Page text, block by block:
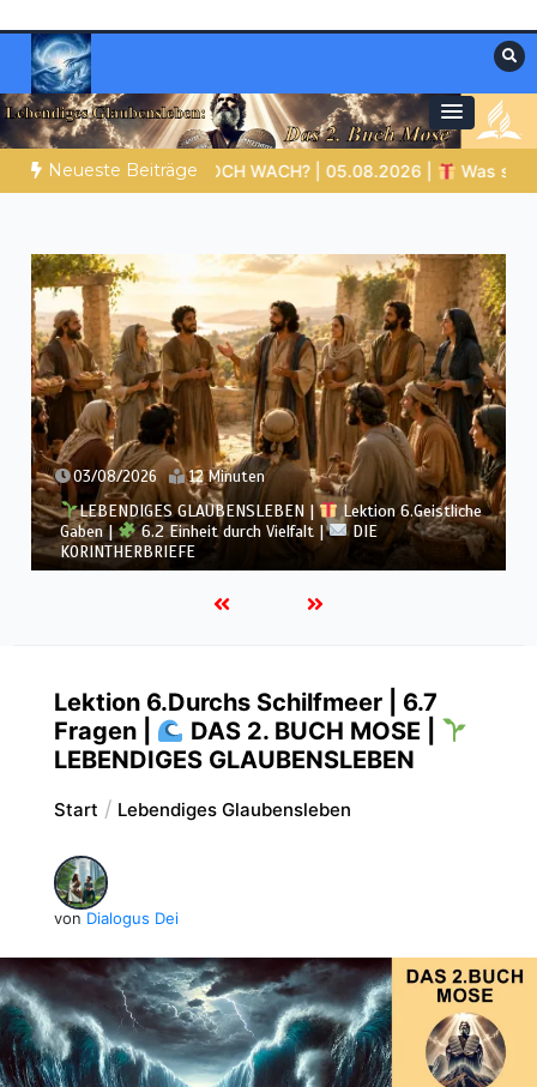
Inhalt
springen
Christliche Ressourcen
Materialien, die stärken. Antworten, die
leiten.
Neueste Beiträge
| 05.08.2026 | Was schenkst du Jesus?
02/08/2026 12 Minuten
LEBENDIGES GLAUBENSLEBEN |
Lektion 6.Geistliche
Gaben |
6.1 Vielfältige Gaben |
DIE
KORINTHERBRIEFE
Lektion 6.Durchs Schilfmeer | 6.7
Fragen |
DAS 2. BUCH MOSE |
LEBENDIGES GLAUBENSLEBEN
Start Lebendiges Glaubensleben
von Dialogus Dei